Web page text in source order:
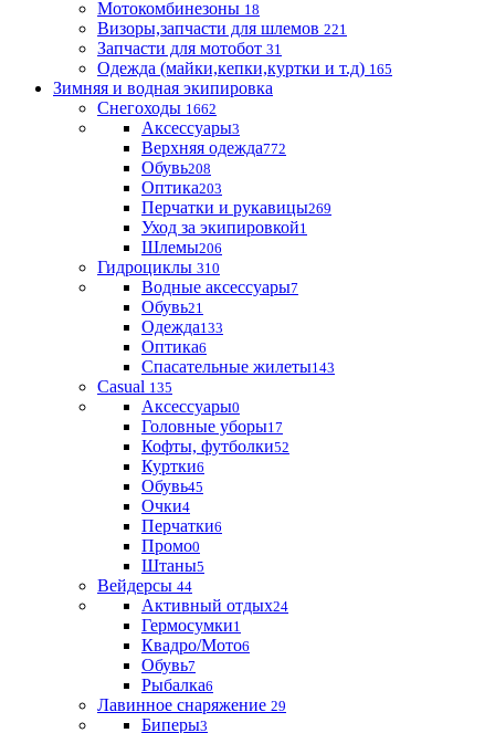
Мотокомбинезоны 18
Визоры,запчасти для шлемов 221
Запчасти для мотобот 31
Одежда (майки,кепки,куртки и т.д) 165
Зимняя и водная экипировка
Снегоходы 1662
Аксессуары3
Верхняя одежда772
Обувь208
Оптика203
Перчатки и рукавицы269
Уход за экипировкой1
Шлемы206
Гидроциклы 310
Водные аксессуары7
Обувь21
Одежда133
Оптика6
Спасательные жилеты143
Casual 135
Аксессуары0
Головные уборы17
Кофты, футболки52
Куртки6
Обувь45
Очки4
Перчатки6
Промо0
Штаны5
Вейдерсы 44
Активный отдых24
Гермосумки1
Квадро/Мото6
Обувь7
Рыбалка6
Лавинное снаряжение 29
Биперы3